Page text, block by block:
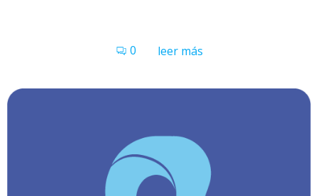
0 leer más